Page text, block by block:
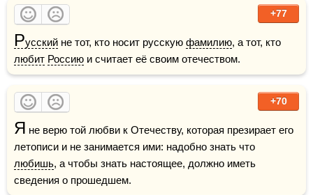
+77
Русский не тот, кто носит русскую фамилию
любит Россию и считает её своим отечеством.
+70
Я не верю той любви к Отечеству, которая презирает его
любишь, а чтобы знать настоящее, должно иметь
сведения о прошедшем.